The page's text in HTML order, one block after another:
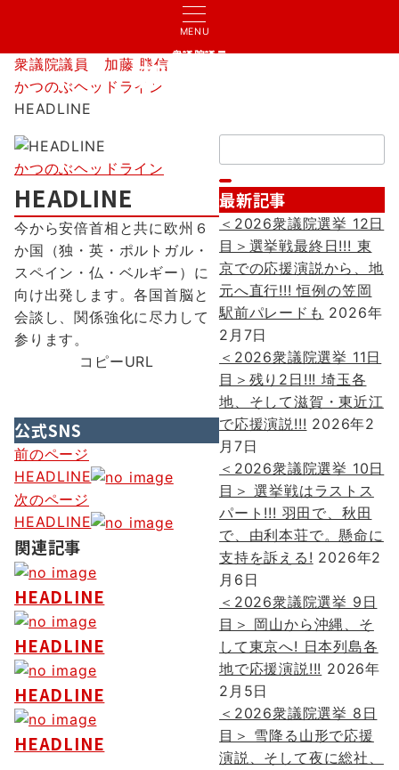
MENU
衆議院議員
加藤 勝信
衆議院議員 加藤 勝信
かつのぶヘッドライン
HEADLINE
かつのぶヘッドライン
HEADLINE
今から安倍首相と共に欧州６
か国（独・英・ポルトガル・
スペイン・仏・ベルギー）に
向け出発します。各国首脳と
会談し、関係強化に尽力して
参ります。
コピーURL
公式SNS
投
稿
ナ
ビ
ゲ
ー
シ
ョ
ン
前のページ
HEADLINE
次のページ
HEADLINE
関連記事
HEADLINE
HEADLINE
HEADLINE
HEADLINE
索：
最新記事
＜2026衆議院選挙 12日
目＞選挙戦最終日!!! 東
京での応援演説から、地
元へ直行!!! 恒例の笠岡
駅前パレードも 2026年
2月7日
＜2026衆議院選挙 11日
目＞残り2日!!! 埼玉各
地、そして滋賀・東近江
で応援演説!!! 2026年2
月7日
＜2026衆議院選挙 10日
目＞ 選挙戦はラストス
パート!!! 羽田で、秋田
で、由利本荘で。懸命に
支持を訴える! 2026年2
月6日
＜2026衆議院選挙 9日
目＞ 岡山から沖縄、そ
して東京へ! 日本列島各
地で応援演説!!! 2026年
2月5日
＜2026衆議院選挙 8日
目＞ 雪降る山形で応援
演説、そして夜に総社、